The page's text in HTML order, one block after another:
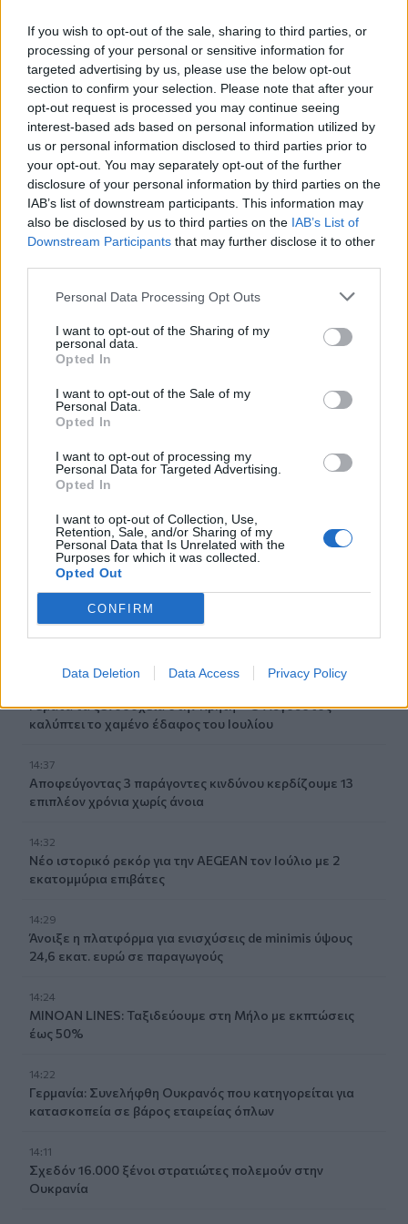
If you wish to opt-out of the sale, sharing to third parties, or
processing of your personal or sensitive information for
targeted advertising by us, please use the below opt-out
section to confirm your selection. Please note that after your
opt-out request is processed you may continue seeing
interest-based ads based on personal information utilized by
us or personal information disclosed to third parties prior to
your opt-out. You may separately opt-out of the further
disclosure of your personal information by third parties on the
IAB’s list of downstream participants. This information may
also be disclosed by us to third parties on the IAB’s List of
Downstream Participants that may further disclose it to other
Personal Data Processing Opt Outs
I want to opt-out of the Sharing of my
personal data.
Opted In
I want to opt-out of the Sale of my
Personal Data.
Opted In
I want to opt-out of processing my
Personal Data for Targeted Advertising.
Opted In
I want to opt-out of Collection, Use,
Retention, Sale, and/or Sharing of my
Personal Data that Is Unrelated with the
Purposes for which it was collected.
Opted Out
CONFIRM
Data Deletion Data Access Privacy Policy
Σελιδοποίηση
Προηγούμενη σελίδα
Current page
1 Next page
Ροή ειδήσεων Δημοφιλή
15:10
Μόναχο: Ισόβια σε 25χρονο Αφγανό που σκότωσε δύο
του πνοή
Φωτιά τώρα στη Μεγάλη Χώρα Αγρινίου – Σηκώθηκαν
δύο αεροσκάφη
Πως αμείβονται οι εργαζόμενοι στον ιδιωτικό τομέα για
την αργία του Δεκαπενταύγουστου
Ηράκλειο: Συνεχίζονται με εντατικούς ρυθμούς οι
παρεμβάσεις οδικής ασφάλειας στο ΙΤΕ
Η Αρχαία Απτέρα υποδέχεται τον Χριστόφορο
Γεμάτα τα ξενοδοχεία στην Κρήτη – Ο Αύγουστος
καλύπτει το χαμένο έδαφος του Ιουλίου
14:37
Αποφεύγοντας 3 παράγοντες κινδύνου κερδίζουμε 13
επιπλέον χρόνια χωρίς άνοια
14:32
Νέο ιστορικό ρεκόρ για την AEGEAN τον Ιούλιο με 2
εκατομμύρια επιβάτες
14:29
Άνοιξε η πλατφόρμα για ενισχύσεις de minimis ύψους
24,6 εκατ. ευρώ σε παραγωγούς
14:24
MINOAN LINES: Ταξιδεύουμε στη Μήλο με εκπτώσεις
έως 50%
14:22
Γερμανία: Συνελήφθη Ουκρανός που κατηγορείται για
κατασκοπεία σε βάρος εταιρείας όπλων
14:11
Σχεδόν 16.000 ξένοι στρατιώτες πολεμούν στην
Ουκρανία